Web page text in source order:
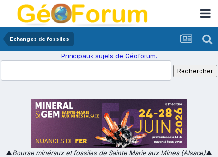
Echanges de fossiles
Principaux sujets de Géoforum.
▲Bourse minéraux et fossiles de Sainte Marie aux Mines (Alsace)▲